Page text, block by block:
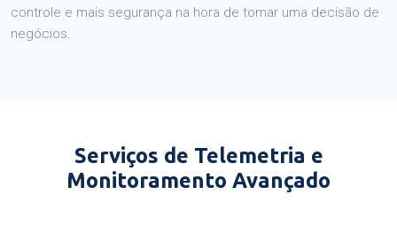
controle e mais segurança na hora de tomar uma decisão de
negócios.
Serviços de Telemetria e
Monitoramento Avançado